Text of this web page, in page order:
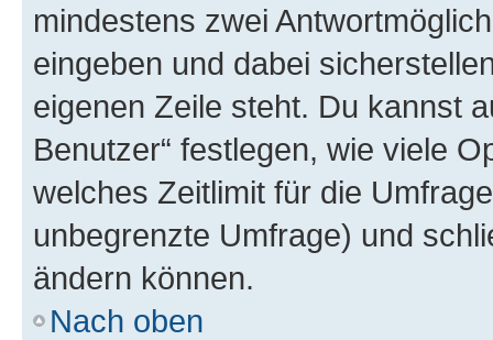
mindestens zwei
eingeben und dabei
eigenen Zeile steht. Du kannst
Benutzer“ festlegen, wie viele
welches Zeitlimit für die
unbegrenzte Umfrage) und
ändern können.
Nach oben